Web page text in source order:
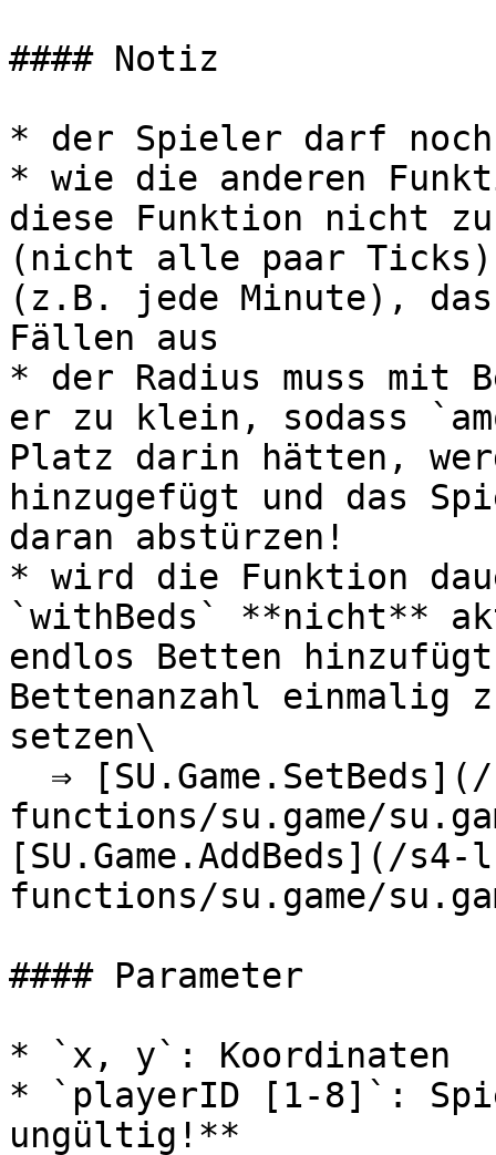
#### Notiz
* der Spieler darf
* wie die anderen
diese Funktion nicht
(nicht alle paar
(z.B. jede Minute),
Fällen aus
* der Radius muss mit
er zu klein, sodass
Platz darin hätten,
hinzugefügt und das
daran abstürzen!
* wird die Funktion
`withBeds` **nicht**
endlos Betten
Bettenanzahl einmalig
setzen\
functions/su.game/
[SU.Game.AddBeds](/
functions/su.game/
#### Parameter
* `x, y`: Koordinaten
* `playerID [1-8]`:
ungültig!**